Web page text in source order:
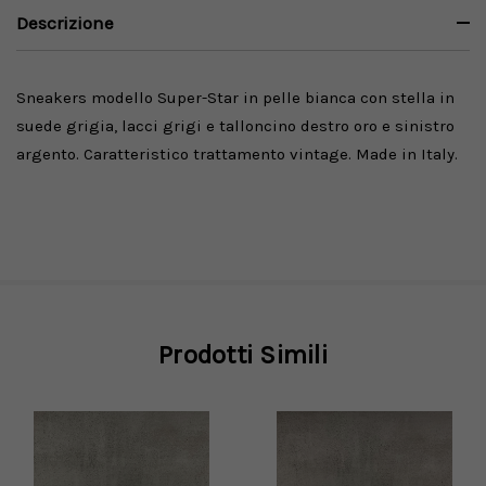
Descrizione
Sneakers modello Super-Star in pelle bianca con stella in
suede grigia, lacci grigi e talloncino destro oro e sinistro
argento. Caratteristico trattamento vintage. Made in Italy.
Prodotti Simili